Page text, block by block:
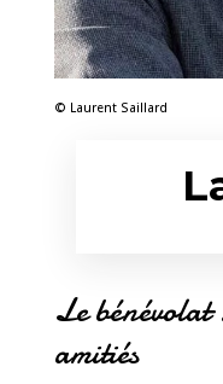
© Laurent Saillard
Le bénévolat
amitiés